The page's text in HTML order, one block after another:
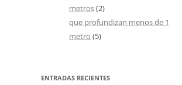
metros(2)
que profundizan menos de 1
metro (5)
ENTRADAS RECIENTES